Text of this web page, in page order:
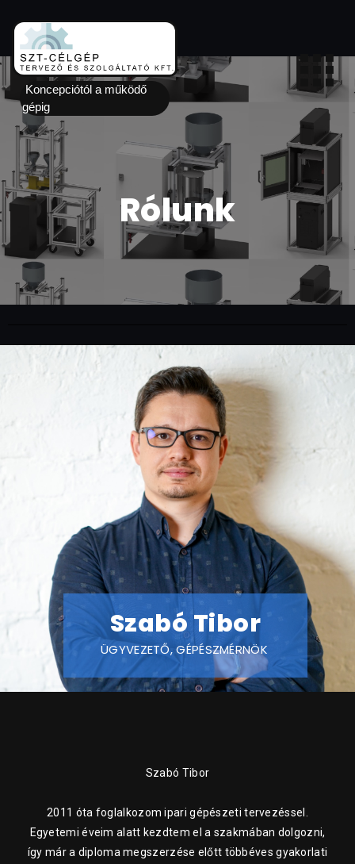
Koncepciótól a működő
gépig
Rólunk
Szabó Tibor
2011 óta foglalkozom ipari gépészeti tervezéssel.
Egyetemi éveim alatt kezdtem el a szakmában dolgozni,
így már a diploma megszerzése előtt többéves gyakorlati
Szabó Tibor
ÜGYVEZETŐ, GÉPÉSZMÉRNÖK